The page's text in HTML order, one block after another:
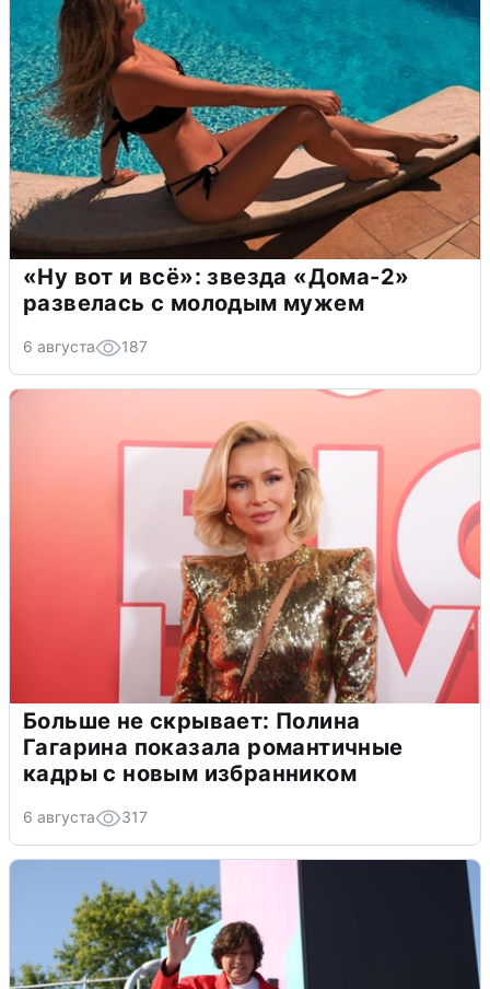
«Ну вот и всё»: звезда «Дома-2»
развелась с молодым мужем
6 августа 187
Больше не скрывает: Полина
Гагарина показала романтичные
кадры с новым избранником
6 августа 317